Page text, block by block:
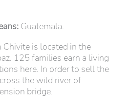
Guatemala.
Chivite is located in the
125 families earn a living
here. In order to sell the
the wild river of
bridge.